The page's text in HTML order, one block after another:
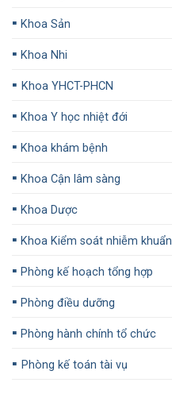
▪️ Khoa Sản
▪️ Khoa Nhi
▪️ Khoa YHCT-PHCN
▪️ Khoa Y học nhiệt đới
▪️ Khoa khám bệnh
▪️ Khoa Cận lâm sàng
▪️ Khoa Dược
▪️ Khoa Kiểm soát nhiễm khuẩn
▪️ Phòng kế hoạch tổng hợp
▪️ Phòng điều dưỡng
▪️ Phòng hành chính tổ chức
▪️ Phòng kế toán tài vụ